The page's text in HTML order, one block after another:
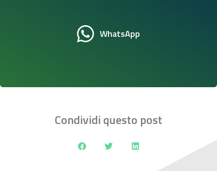
WhatsApp
Condividi questo post